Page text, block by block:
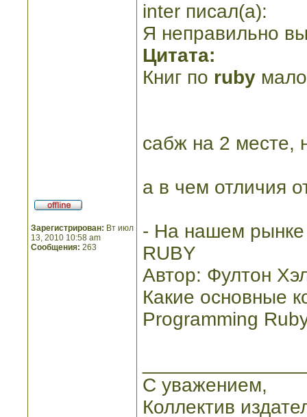
Зарегистрирован: Вт июл
13, 2010 10:58 am
Сообщения: 263
inter писал(а):
Я неправильно
Цитата:
Книг по ruby
сабж на 2 месте,
а в чем отличия
- На нашем рынке
RUBY
Автор: Фултон
Какие основные
Programming
С уважением,
Коллектив